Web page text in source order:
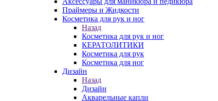
Праймеры и Жидкости
Косметика для рук и ног
Назад
Косметика для рук и ног
КЕРАТОЛИТИКИ
Косметика для рук
Косметика для ног
Дизайн
Назад
Дизайн
Акварельные капли